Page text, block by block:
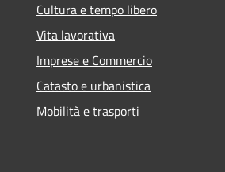
Cultura e tempo libero
Vita lavorativa
Imprese e Commercio
Catasto e urbanistica
Mobilità e trasporti